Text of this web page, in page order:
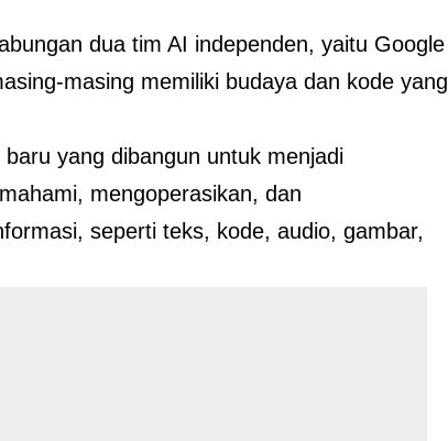
dua tim AI independen, yaitu Google
masing memiliki budaya dan kode yang
yang dibangun untuk menjadi
mengoperasikan, dan
seperti teks, kode, audio, gambar,